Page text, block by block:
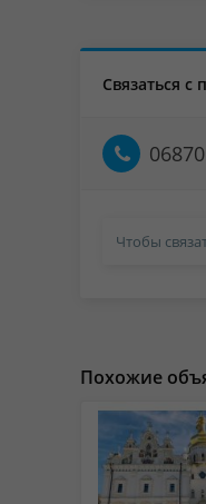
Связаться с
Чтобы
Похожие